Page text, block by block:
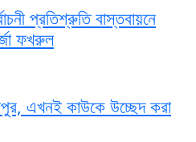
প্রতিশ্রুতি বাস্তবায়নে
ফখরুল
এখনই কাউকে উচ্ছেদ করা